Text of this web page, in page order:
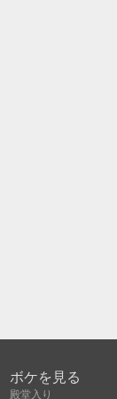
ボケを見る
殿堂入り